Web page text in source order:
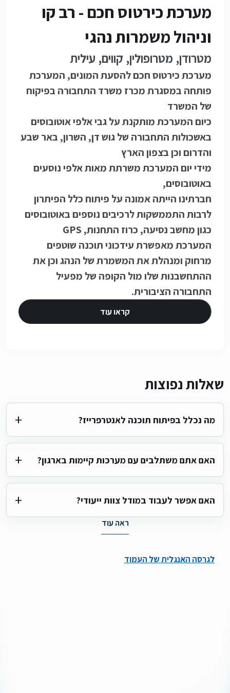
מערכת כירטוס חכם - רב קו
וניהול משמרות נהגי
מטרודן, מטרופולין, קווים, עילית
מערכת כירטוס חכם להסעת המונים, המערכת
פותחה במסגרת מכרז משרד התחבורה בפיקוח
של המשרד
כיום המערכת מותקנת על גבי אלפי אוטובוסים
באשכולות התחבורה של גוש דן, השרון, באר שבע
והדרום וכן בצפון הארץ
מידי יום המערכת משרתת מאות אלפי נוסעים
באוטובוסים,
חברתינו הייתה אמונה על פיתוח כלל הפיתרון
לרבות התממשקות לרכיבים נוספים באוטובוסים
כגון מחשב נסיעה, כרוז התחנות, GPS
המערכת מאפשרת עידכוני תוכנה שוטפים
מרחוק ומנהלת את המשמרת של הנהג וכן את
ההתחשבנות שלו מול הקופה של מפעיל
התחבורה הציבורית.
קראו עוד
: מערכת כירטוס חכם - רב קו וניהול
שאלות נפוצות
מה נכלל בפיתוח תוכנה לאנטרפרייז?
האם אתם משתלבים עם מערכות קיימות בארגון?
האם אפשר לעבוד במודל צוות ייעודי?
ראה עוד
:פיתוח תוכנה לאנטרפרייז
לגרסה האנגלית של העמוד